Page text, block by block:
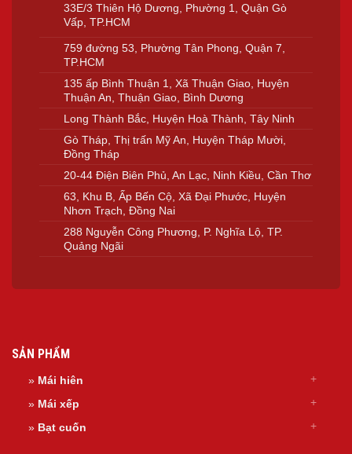
33E/3 Thiên Hộ Dương, Phường 1, Quận Gò
Vấp, TP.HCM
759 đường 53, Phường Tân Phong, Quận 7,
TP.HCM
135 ấp Bình Thuận 1, Xã Thuận Giao, Huyện
Thuận An, Thuận Giao, Bình Dương
Long Thành Bắc, Huyện Hoà Thành, Tây Ninh
Gò Tháp, Thị trấn Mỹ An, Huyện Tháp Mười,
Đồng Tháp
20-44 Điện Biên Phủ, An Lạc, Ninh Kiều, Cần Thơ
63, Khu B, Ấp Bến Cộ, Xã Đại Phước, Huyện
Nhơn Trạch, Đồng Nai
288 Nguyễn Công Phương, P. Nghĩa Lộ, TP.
Quảng Ngãi
SẢN PHẨM
» Mái hiên
» Mái xếp
» Bạt cuốn